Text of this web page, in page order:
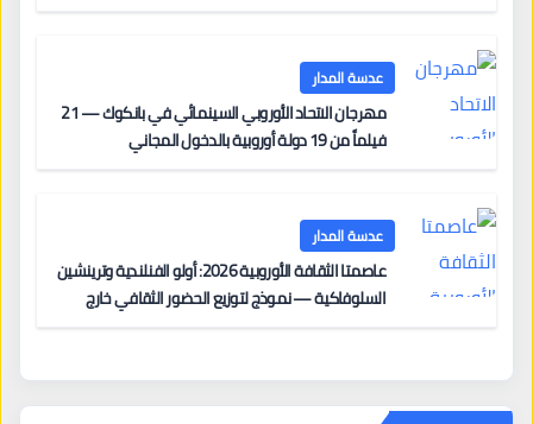
عدسة المدار
مهرجان الاتحاد الأوروبي السينمائي في بانكوك — 21
فيلماً من 19 دولة أوروبية بالدخول المجاني
عدسة المدار
عاصمتا الثقافة الأوروبية 2026: أولو الفنلندية وترينشين
السلوفاكية — نموذج لتوزيع الحضور الثقافي خارج